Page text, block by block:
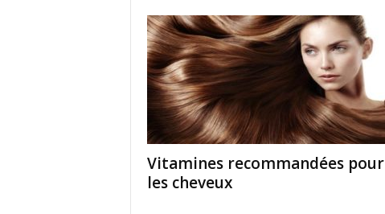
Vitamines recommandées pour
les cheveux